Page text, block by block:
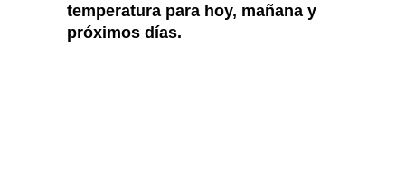
temperatura para hoy, mañana y
próximos días.